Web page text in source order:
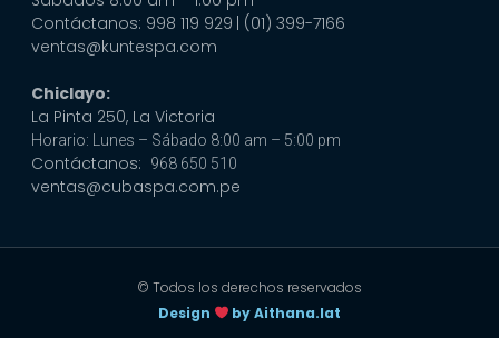
Contáctanos: 998 119 929 | (01) 399-7166
ventas@kuntespa.com
Chiclayo:
La Pinta 250, La Victoria
Horario: Lunes – Sábado 8:00 am – 5:00 pm
Contáctanos: 968 650 510
ventas@cubaspa.com.pe
© Todos los derechos reservados
Design
by Aithana.lat